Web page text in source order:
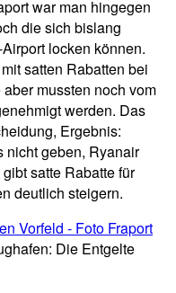
war man hingegen
die sich bislang
locken können.
satten Rabatten bei
mussten noch vom
werden. Das
Ergebnis:
nicht geben, Ryanair
satte Rabatte für
deutlich steigern.
Die Entgelte